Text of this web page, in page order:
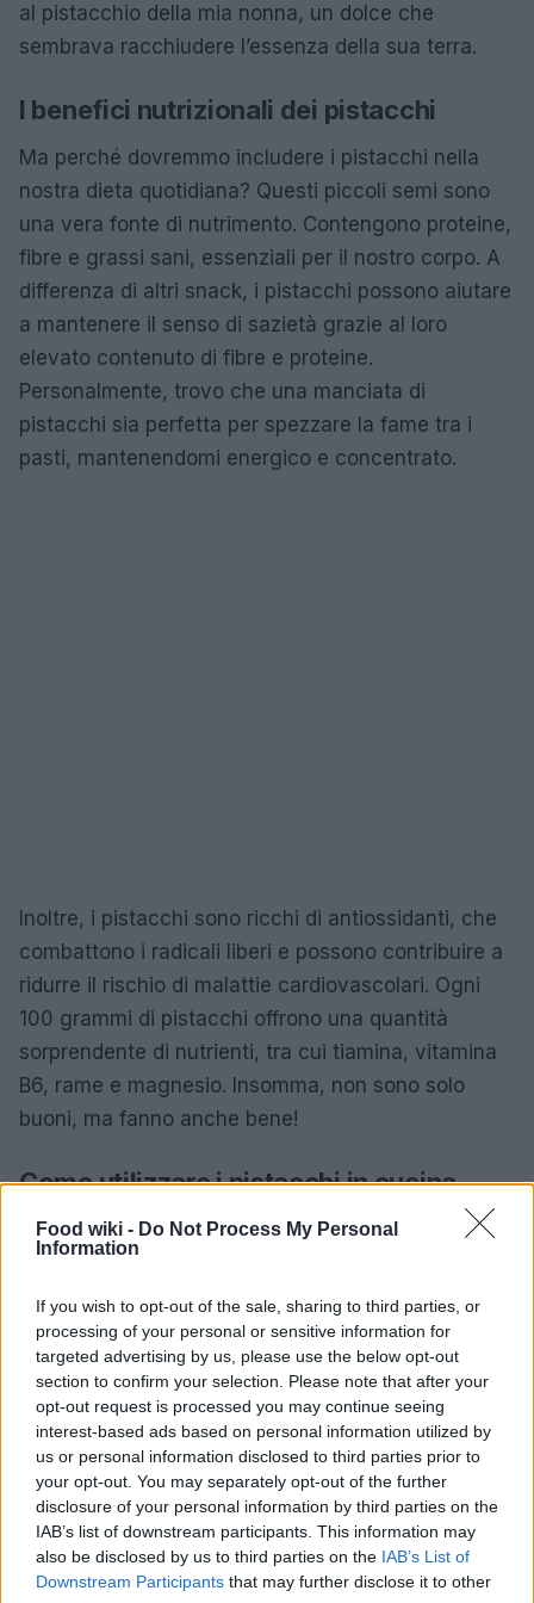
Food wiki - Do Not Process My Personal
Information
If you wish to opt-out of the sale, sharing to third parties, or
processing of your personal or sensitive information for
targeted advertising by us, please use the below opt-out
section to confirm your selection. Please note that after your
opt-out request is processed you may continue seeing
interest-based ads based on personal information utilized by
us or personal information disclosed to third parties prior to
your opt-out. You may separately opt-out of the further
disclosure of your personal information by third parties on the
IAB’s list of downstream participants. This information may
also be disclosed by us to third parties on the IAB’s List of
Downstream Participants that may further disclose it to other
al pistacchio della mia nonna, un dolce che
sembrava racchiudere l’essenza della sua terra.
I benefici nutrizionali dei pistacchi
Ma perché dovremmo includere i pistacchi nella
nostra dieta quotidiana? Questi piccoli semi sono
una vera fonte di nutrimento. Contengono proteine,
fibre e grassi sani, essenziali per il nostro corpo. A
differenza di altri snack, i pistacchi possono aiutare
a mantenere il senso di sazietà grazie al loro
elevato contenuto di fibre e proteine.
Personalmente, trovo che una manciata di
pistacchi sia perfetta per spezzare la fame tra i
pasti, mantenendomi energico e concentrato.
Inoltre, i pistacchi sono ricchi di antiossidanti, che
combattono i radicali liberi e possono contribuire a
ridurre il rischio di malattie cardiovascolari. Ogni
100 grammi di pistacchi offrono una quantità
sorprendente di nutrienti, tra cui tiamina, vitamina
B6, rame e magnesio. Insomma, non sono solo
buoni, ma fanno anche bene!
Come utilizzare i pistacchi in cucina
Cucinare con i pistacchi è un’arte! Possono essere
utilizzati in mille modi: dalla preparazione di salse a
base di pistacchio (prova a fare un pesto
alternativo con questi semi!) fino ad arrivare a dolci
irresistibili. Chi non ha mai assaporato un dolce al
pistacchio o una crema spalmabile? Eppure, non si
fermano qui. I pistacchi possono aggiungere
croccantezza e un tocco di sapore a insalate, piatti
di carne e persino risotti. È sorprendente come un
semplice ingrediente possa trasformare un piatto
ordinario in qualcosa di straordinario.